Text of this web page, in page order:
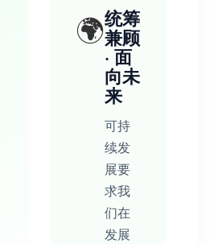
🌍统筹
兼顾
· 面
向未
来
可持
续发
展要
求我
们在
发展